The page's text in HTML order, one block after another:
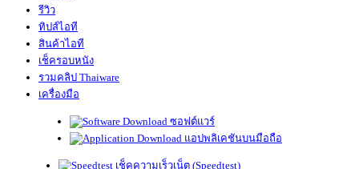
รีวิว
ทิปส์ไอที
สินค้าไอที
เช็ครอบหนัง
รวมคลิป Thaiware
เครื่องมือ
ซอฟต์แวร์
แอปพลิเคชันบนมือถือ
เช็คความเร็วเน็ต (Speedtest)